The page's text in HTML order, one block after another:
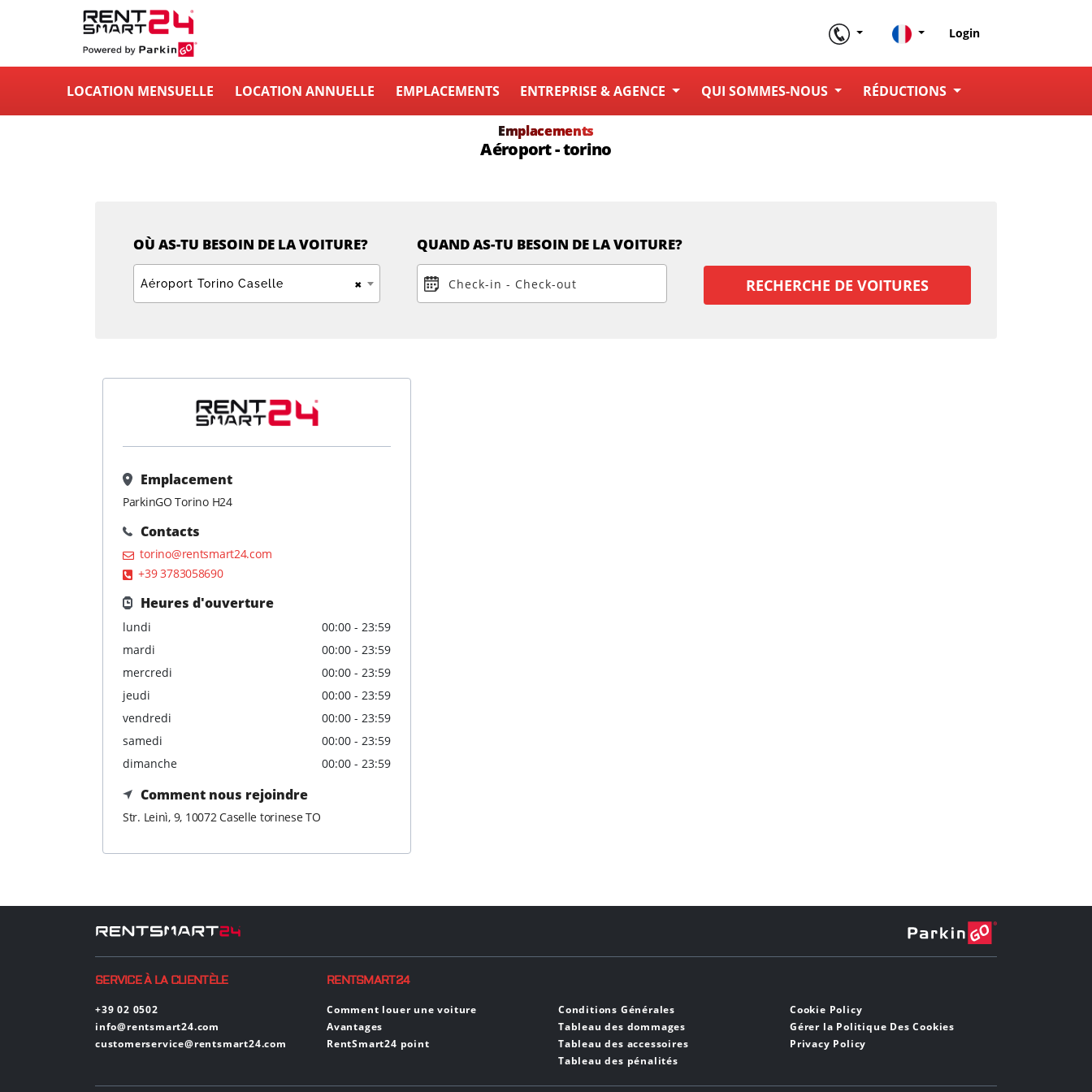
Login
LOCATION MENSUELLE LOCATION ANNUELLE EMPLACEMENTS ENTREPRISE & AGENCE QUI SOMMES-NOUS RÉDUCTIONS
Emplacements
Aéroport - torino
OÙ AS-TU BESOIN DE LA VOITURE?
×
Aéroport Torino Caselle
QUAND AS-TU BESOIN DE LA VOITURE?
Check-in - Check-out RECHERCHE DE VOITURES
Emplacement
ParkinGO Torino H24
Contacts
torino@rentsmart24.com
+39 3783058690
Heures d'ouverture
lundi
00:00 - 23:59
mardi
00:00 - 23:59
mercredi
00:00 - 23:59
jeudi
00:00 - 23:59
vendredi
00:00 - 23:59
samedi
00:00 - 23:59
dimanche
00:00 - 23:59
Comment nous rejoindre
Str. Leinì, 9, 10072 Caselle torinese TO
SERVICE À LA CLIENTÈLE
+39 02 0502
info@rentsmart24.com
customerservice@rentsmart24.com
RENTSMART24
Comment louer une voiture
Avantages
RentSmart24 point
Conditions Générales
Tableau des dommages
Tableau des accessoires
Tableau des pénalités
Cookie Policy
Gérer la Politique Des Cookies
Privacy Policy